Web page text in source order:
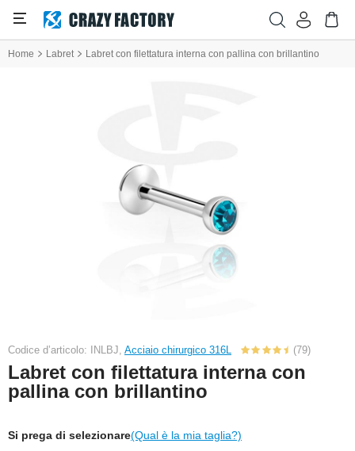
Home Labret Labret con filettatura interna con pallina con brillantino
Codice d’articolo: INLBJ, Acciaio chirurgico 316L (79)
Labret con filettatura interna con
pallina con brillantino
Si prega di selezionare(Qual è la mia taglia?)